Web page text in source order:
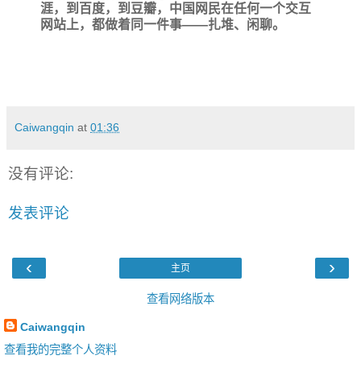
涯，到百度，到豆瓣，中国网民在任何一个交互
网站上，都做着同一件事――扎堆、闲聊。
Caiwangqin at 01:36
没有评论:
发表评论
‹ ›
主页
查看网络版本
Caiwangqin
查看我的完整个人资料